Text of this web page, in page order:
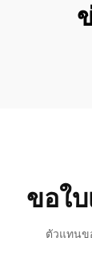
ขอใ
ตัวแทนข